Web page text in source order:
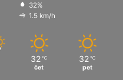
32%
1.5 km/h
32 ℃
čet
32 ℃
pet